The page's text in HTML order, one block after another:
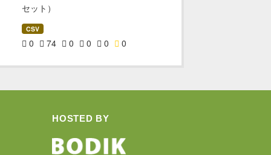
セット）
CSV
0 74 0 0 0 0
HOSTED BY